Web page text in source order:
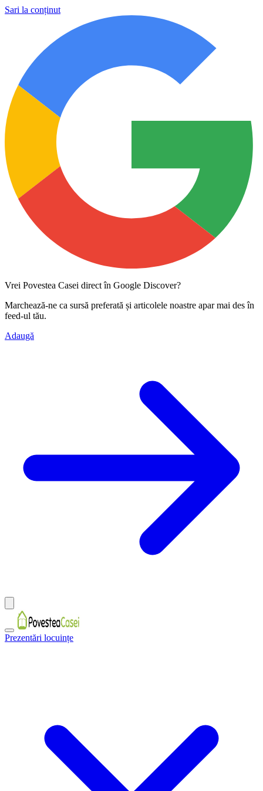
Sari la conținut
Vrei Povestea Casei direct în Google Discover?
Marchează-ne ca sursă preferată și articolele noastre apar mai des în
feed-ul tău.
Adaugă
Prezentări locuințe